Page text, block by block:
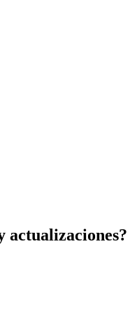
actualizaciones?